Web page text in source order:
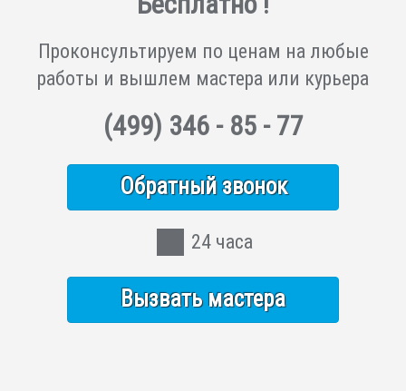
Проконсультируем по ценам на любые
работы и вышлем мастера или курьера
(499) 346 - 85 - 77
Обратный звонок
24 часа
Вызвать мастера